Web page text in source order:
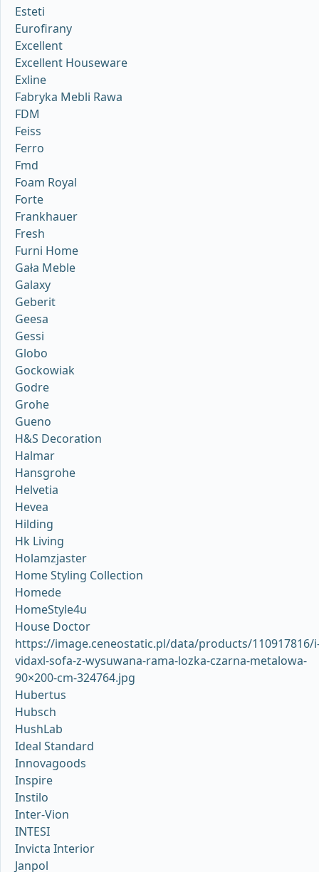
Esteti
Eurofirany
Excellent
Excellent Houseware
Exline
Fabryka Mebli Rawa
FDM
Feiss
Ferro
Fmd
Foam Royal
Forte
Frankhauer
Fresh
Furni Home
Gała Meble
Galaxy
Geberit
Geesa
Gessi
Globo
Gockowiak
Godre
Grohe
Gueno
H&S Decoration
Halmar
Hansgrohe
Helvetia
Hevea
Hilding
Hk Living
Holamzjaster
Home Styling Collection
Homede
HomeStyle4u
House Doctor
https://image.ceneostatic.pl/data/products/110917816/
vidaxl-sofa-z-wysuwana-rama-lozka-czarna-metalowa-
90×200-cm-324764.jpg
Hubertus
Hubsch
HushLab
Ideal Standard
Innovagoods
Inspire
Instilo
Inter-Vion
INTESI
Invicta Interior
Janpol